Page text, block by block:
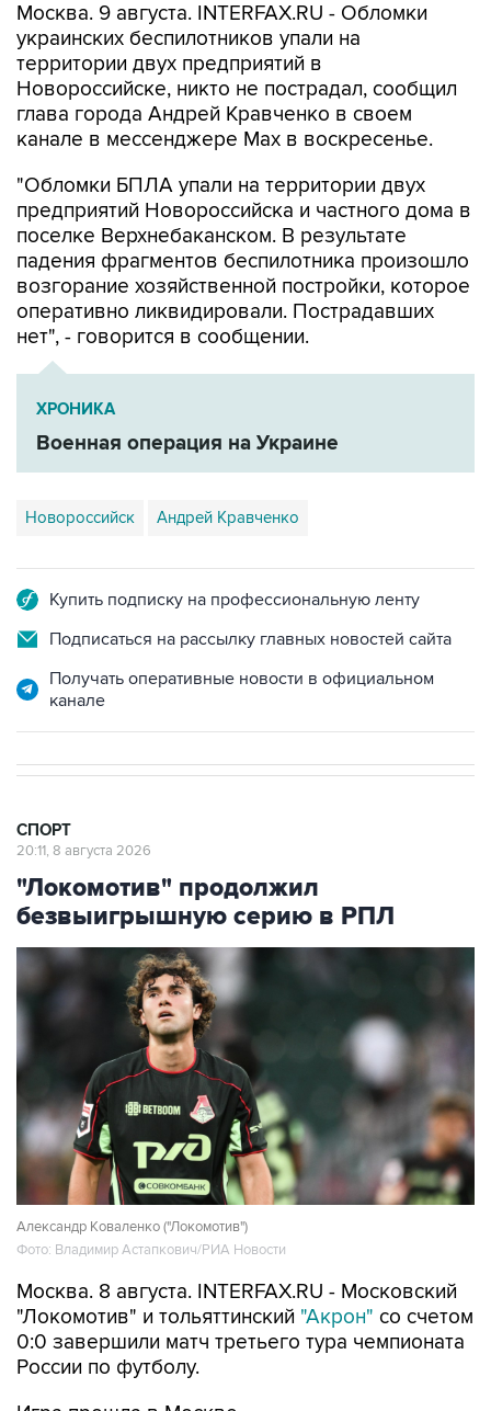
Москва. 9 августа. INTERFAX.RU - Обломки
украинских беспилотников упали на
территории двух предприятий в
Новороссийске, никто не пострадал, сообщил
глава города Андрей Кравченко в своем
канале в мессенджере Max в воскресенье.
"Обломки БПЛА упали на территории двух
предприятий Новороссийска и частного дома в
поселке Верхнебаканском. В результате
падения фрагментов беспилотника произошло
возгорание хозяйственной постройки, которое
оперативно ликвидировали. Пострадавших
нет", - говорится в сообщении.
ХРОНИКА
Военная операция на Украине
Новороссийск Андрей Кравченко
Купить подписку на профессиональную ленту
Подписаться на рассылку главных новостей сайта
Получать оперативные новости в официальном
канале
СПОРТ
20:11, 8 августа 2026
"Локомотив" продолжил
безвыигрышную серию в РПЛ
Александр Коваленко ("Локомотив")
Фото: Владимир Астапкович/РИА Новости
Москва. 8 августа. INTERFAX.RU - Московский
"Локомотив" и тольяттинский "Акрон" со счетом
0:0 завершили матч третьего тура чемпионата
России по футболу.